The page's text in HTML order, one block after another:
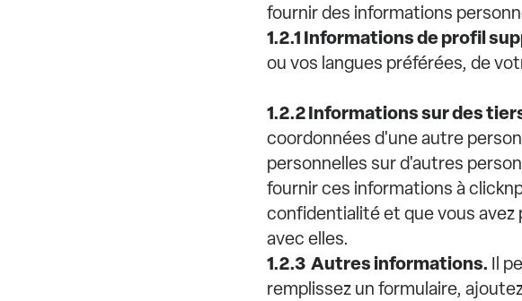
fournir des informations
1.2.1 Informations de profil
ou vos langues préférées, de
1.2.2 Informations sur des
coordonnées d'une autre
personnelles sur d'autres
fournir ces informations à
confidentialité et que vous
avec elles.
1.2.3 Autres informations. Il
remplissez un formulaire,